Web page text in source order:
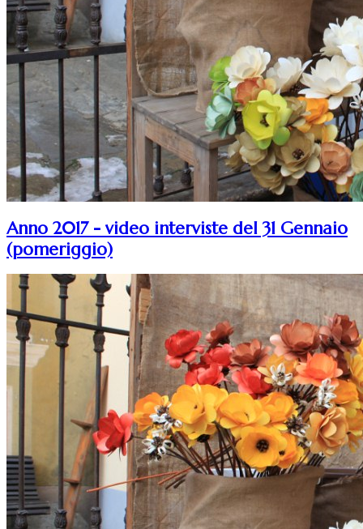
Anno 2017 - video interviste del 31 Gennaio
(pomeriggio)